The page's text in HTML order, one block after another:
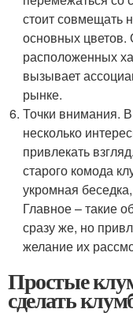
стоит совмещать
основных цветов.
расположенных
вызывает
рынке.
Точки внимания.
несколько
привлекать
старого комода
укромная
Главное – такие
сразу же, но
желание их
Простые
сделать